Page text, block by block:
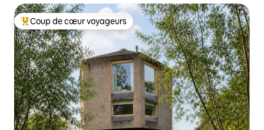
Coups de cœur voyageurs les plus appréciés
Coup de cœur voyageurs